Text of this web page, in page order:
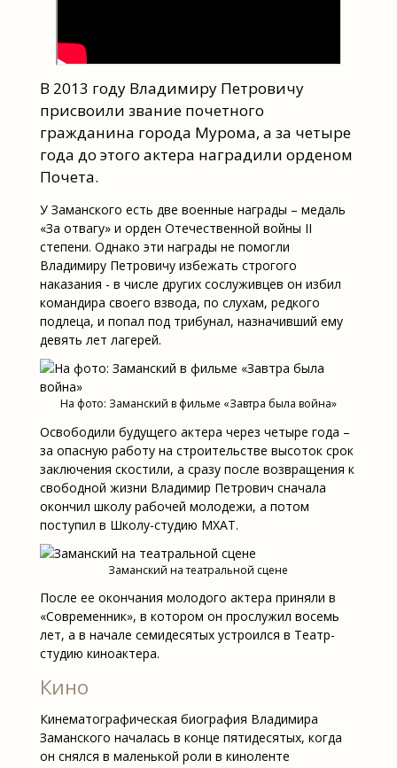
В 2013 году Владимиру Петровичу
присвоили звание почетного
гражданина города Мурома, а за четыре
года до этого актера наградили орденом
Почета.
У Заманского есть две военные награды – медаль
«За отвагу» и орден Отечественной войны II
степени. Однако эти награды не помогли
Владимиру Петровичу избежать строгого
наказания - в числе других сослуживцев он избил
командира своего взвода, по слухам, редкого
подлеца, и попал под трибунал, назначивший ему
девять лет лагерей.
На фото: Заманский в фильме «Завтра была война»
Освободили будущего актера через четыре года –
за опасную работу на строительстве высоток срок
заключения скостили, а сразу после возвращения к
свободной жизни Владимир Петрович сначала
окончил школу рабочей молодежи, а потом
поступил в Школу-студию МХАТ.
Заманский на театральной сцене
После ее окончания молодого актера приняли в
«Современник», в котором он прослужил восемь
лет, а в начале семидесятых устроился в Театр-
студию киноактера.
Кино
Кинематографическая биография Владимира
Заманского началась в конце пятидесятых, когда
он снялся в маленькой роли в киноленте